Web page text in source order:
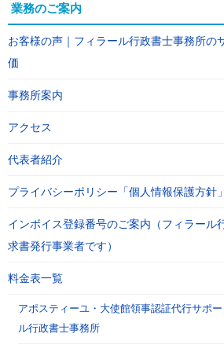
業務のご案内
お客様の声｜フィラール行政書士事務所の
価
事務所案内
アクセス
代表者紹介
プライバシーポリシー「個人情報保護方針」
インボイス登録番号のご案内（フィラール
求書発行事業者です）
料金表一覧
アポスティーユ・大使館領事認証代行サポ
ル行政書士事務所